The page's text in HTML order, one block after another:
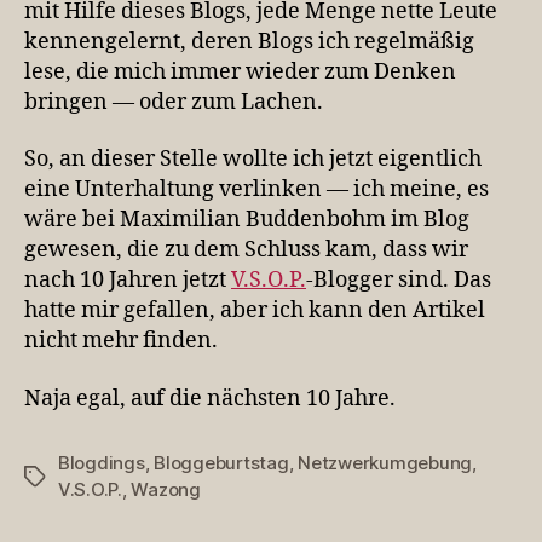
mit Hilfe dieses Blogs, jede Menge nette Leute
kennengelernt, deren Blogs ich regelmäßig
lese, die mich immer wieder zum Denken
bringen — oder zum Lachen.
So, an dieser Stelle wollte ich jetzt eigentlich
eine Unterhaltung verlinken — ich meine, es
wäre bei Maximilian Buddenbohm im Blog
gewesen, die zu dem Schluss kam, dass wir
nach 10 Jahren jetztV.S.O.P.-Blogger sind. Das
hatte mir gefallen, aber ich kann den Artikel
nicht mehr finden.
Naja egal, auf die nächsten 10 Jahre.
Schlagwörter
Blogdings, Bloggeburtstag Netzwerkumgebung
V.S.O.P. ,Wazong